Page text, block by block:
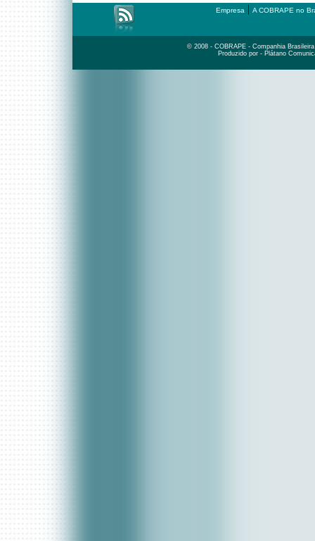
Empresa | A COBRAPE no
© 2008 - COBRAPE - Companhia
Produzido por - Plátano